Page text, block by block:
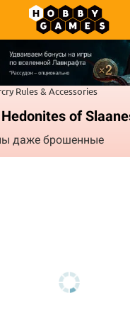
Rules & Accessories
of
даже брошенные